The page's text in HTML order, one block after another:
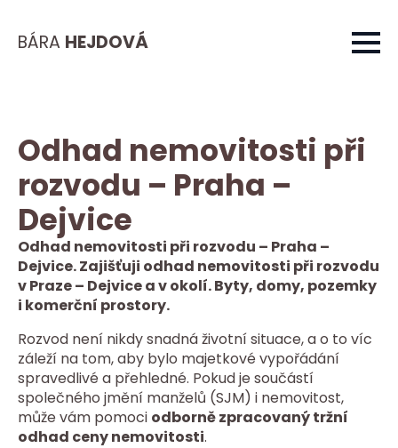
BÁRA HEJDOVÁ
Odhad nemovitosti při
rozvodu – Praha –
Dejvice
Odhad nemovitosti při rozvodu – Praha –
Dejvice. Zajišťuji odhad nemovitosti při rozvodu
v Praze – Dejvice a v okolí. Byty, domy, pozemky
i komerční prostory.
Rozvod není nikdy snadná životní situace, a o to víc
záleží na tom, aby bylo majetkové vypořádání
spravedlivé a přehledné. Pokud je součástí
společného jmění manželů (SJM) i nemovitost,
může vám pomoci odborně zpracovaný tržní
odhad ceny nemovitosti.